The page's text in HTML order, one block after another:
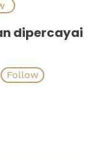
dipercayai